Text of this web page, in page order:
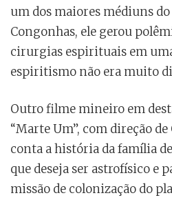
um dos maiores médiuns
Congonhas, ele gerou
cirurgias espirituais em
espiritismo não era muito
Outro filme mineiro em
“Marte Um”, com direção
conta a história da família
que deseja ser astrofísico e
missão de colonização do